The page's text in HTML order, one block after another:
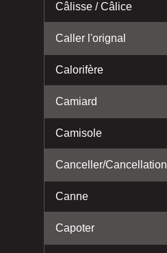
Câlisse / Câlice
Caller l'orignal
Calorifère
Camiard
Camisole
Canceller/Cancellation
Canne
Capoter